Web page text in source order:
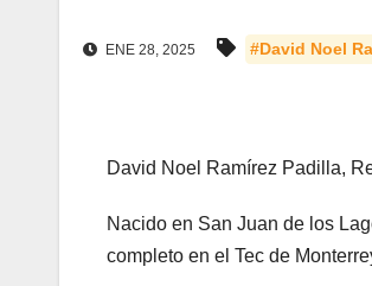
ENE 28, 2025 #David Noel
David Noel Ramírez Padilla,
Nacido en San Juan de los
completo en el Tec de